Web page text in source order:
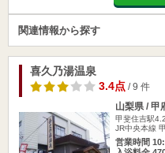
関連情報から探す
喜久乃湯温泉
3.4点/ 9 件
山梨県 / 甲
甲斐住吉駅
JR中央本線
営業時間